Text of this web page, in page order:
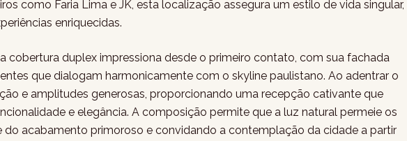
como Faria Lima e JK, esta localização assegura um estilo de vida singular,
enriquecidas.
cobertura duplex impressiona desde o primeiro contato, com sua fachada
que dialogam harmonicamente com o skyline paulistano. Ao adentrar o
e amplitudes generosas, proporcionando uma recepção cativante que
e elegância. A composição permite que a luz natural permeie os
acabamento primoroso e convidando a contemplação da cidade a partir